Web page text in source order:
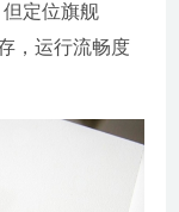
定位旗舰
，运行流畅度